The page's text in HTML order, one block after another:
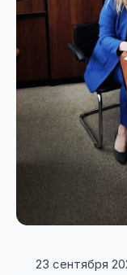
23 сентября